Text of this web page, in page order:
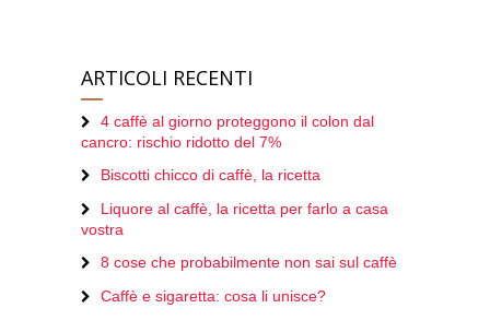
ARTICOLI RECENTI
4 caffè al giorno proteggono il colon dal
cancro: rischio ridotto del 7%
Biscotti chicco di caffè, la ricetta
Liquore al caffè, la ricetta per farlo a casa
vostra
8 cose che probabilmente non sai sul caffè
Caffè e sigaretta: cosa li unisce?